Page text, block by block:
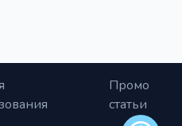
Промо
статьи